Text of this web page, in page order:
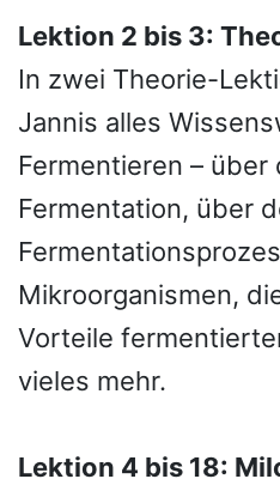
Lektion 2 bis 3:
In zwei Theorie-
Jannis alles
Fermentieren –
Fermentation, über
Mikroorganismen,
Vorteile
vieles mehr.
Lektion 4 bis 18: